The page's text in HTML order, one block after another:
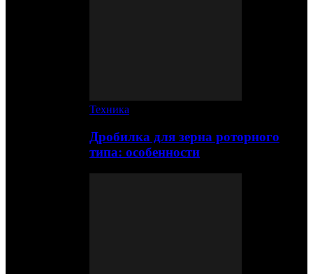
Техника
Дробилка для зерна роторного
типа: особенности